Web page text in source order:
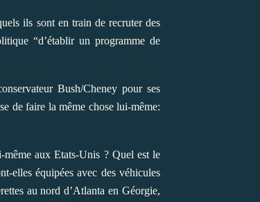
ils sont en train de recruter des
“d’établir un programme de
Bush/Cheney pour ses
de faire la même chose lui-même:
aux Etats-Unis ? Quel est le
elles équipées avec des véhicules
au nord d’Atlanta en Géorgie,